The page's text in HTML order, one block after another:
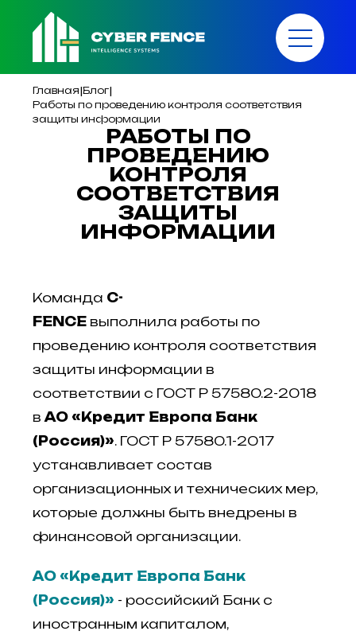
Главная|Блог|
Работы по проведению контроля соответствия
защиты информации
РАБОТЫ ПО
ПРОВЕДЕНИЮ
КОНТРОЛЯ
СООТВЕТСТВИЯ
ЗАЩИТЫ
ИНФОРМАЦИИ
Команда C-
FENCE выполнила работы по
проведению контроля соответствия
защиты информации в
соответствии с ГОСТ Р 57580.2-2018
вАО «Кредит Европа Банк
(Россия)». ГОСТ Р 57580.1-2017
устанавливает состав
организационных и технических мер,
которые должны быть внедрены в
финансовой организации.
АО «Кредит Европа Банк
(Россия)» - российский Банк с
иностранным капиталом,